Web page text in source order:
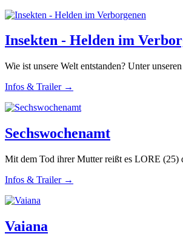
Insekten - Helden im
Wie ist unsere Welt entstanden? Unter
Infos & Trailer →
Sechswochenamt
Mit dem Tod ihrer Mutter reißt es LORE (25)
Infos & Trailer →
Vaiana